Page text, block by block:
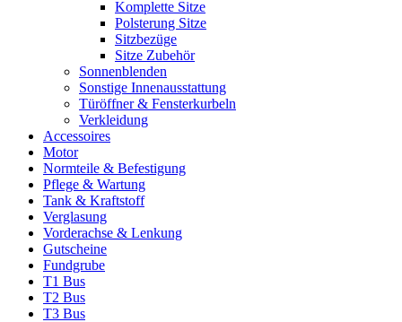
Komplette Sitze
Polsterung Sitze
Sitzbezüge
Sitze Zubehör
Sonnenblenden
Sonstige Innenausstattung
Türöffner & Fensterkurbeln
Verkleidung
Accessoires
Motor
Normteile & Befestigung
Pflege & Wartung
Tank & Kraftstoff
Verglasung
Vorderachse & Lenkung
Gutscheine
Fundgrube
T1 Bus
T2 Bus
T3 Bus